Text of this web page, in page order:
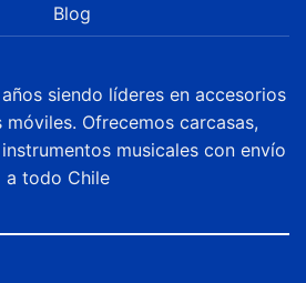
Blog
siendo líderes en accesorios
Ofrecemos carcasas,
musicales con envío
a todo Chile